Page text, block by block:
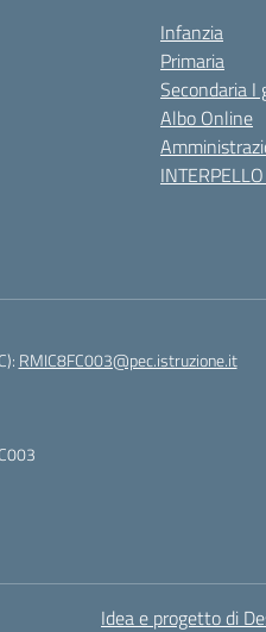
Infanzia
Primaria
Secondaria I
Albo Online
RMIC8FC003@pec.istruzione.it
Idea e progetto di